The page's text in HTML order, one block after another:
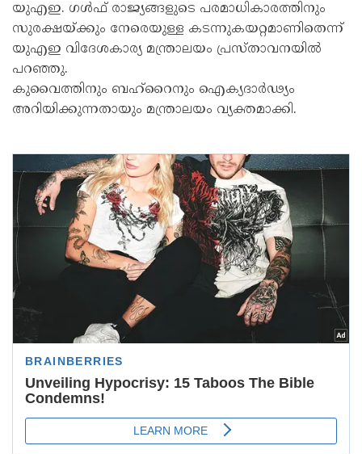
യുഎഇ. ഗള്‍ഫ് രാജ്യങ്ങളുടെ പരമാധികാരത്തിനും
സുരക്ഷയ്ക്കും നേരെയുള്ള കടന്നുകയറ്റമാണിതെന്ന്
യുഎഇ വിദേശകാര്യ മന്ത്രാലയം പ്രസ്താവനയില്‍
പറഞ്ഞു.
കുവൈത്തിനും ബഹ്‌റൈനും ഐക്യദാര്‍ഢ്യം
അറിയിക്കുന്നതായും മന്ത്രാലയം വ്യക്തമാക്കി.